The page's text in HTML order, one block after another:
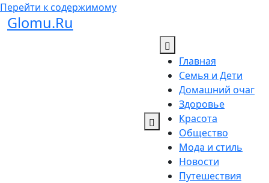
Перейти к содержимому
Glomu.Ru
Главная
Семья и Дети
Домашний очаг
Здоровье
Красота
Общество
Мода и стиль
Новости
Путешествия